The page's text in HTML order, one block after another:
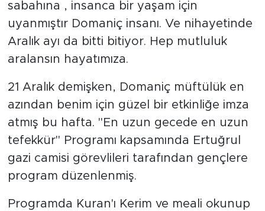
sabahına , insanca bir yaşam için
uyanmıştır Domaniç insanı. Ve nihayetinde
Aralık ayı da bitti bitiyor. Hep mutluluk
aralansın hayatımıza.
21 Aralık demişken, Domaniç müftülük en
azından benim için güzel bir etkinliğe imza
atmış bu hafta. "En uzun gecede en uzun
tefekkür" Programı kapsamında Ertuğrul
gazi camisi görevlileri tarafından gençlere
program düzenlenmiş.
Programda Kuran'ı Kerim ve meali okunup